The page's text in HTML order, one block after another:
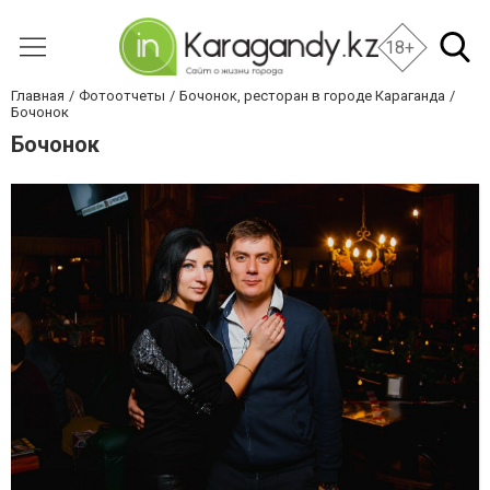
18+
Главная Фотоотчеты
Бочонок, ресторан в городе Караганда
Бочонок
Бочонок